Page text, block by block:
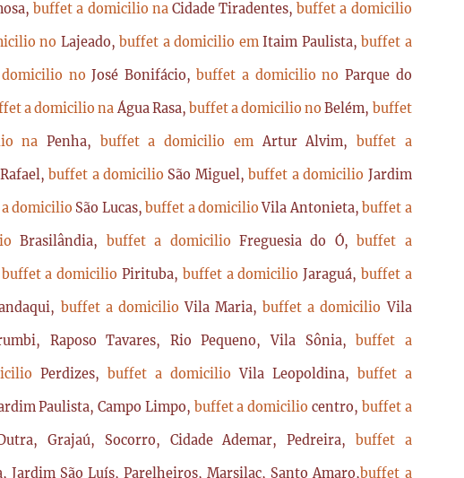
buffet a domicilio na Cidade Tiradentes,buffet a domicilio
no Lajeado,buffet a domicilio emItaim Paulista,buffet a
noJosé Bonifácio,buffet a domicilio no Parque do
a domicilio naÁgua Rasa, buffet a domicilio noBelém, buffet
naPenha, buffet a domicilio emArtur Alvim, buffet a
buffet a domicilio São Miguel,buffet a domicilio Jardim
domicilio São Lucas,buffet a domicilioVila Antonieta,buffet a
Brasilândia, buffet a domicilio Freguesia do Ó,buffet a
buffet a domicilio Pirituba, buffet a domicilioJaraguá, buffet a
buffet a domicilioVila Maria,buffet a domicilioVila
Raposo Tavares, Rio Pequeno, Vila Sônia,buffet a
Perdizes, buffet a domicilioVila Leopoldina, buffet a
Paulista, Campo Limpo, buffet a domiciliocentro, buffet a
Grajaú, Socorro, Cidade Ademar, Pedreira, buffet a
Jardim São Luís, Parelheiros, Marsilac, Santo Amaro,buffet a